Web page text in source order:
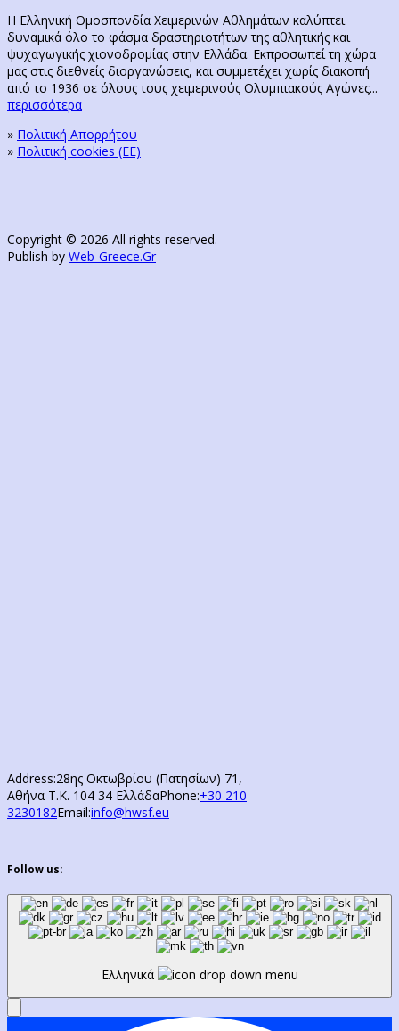
Η Ελληνική Ομοσπονδία Χειμερινών Αθλημάτων καλύπτει
δυναμικά όλο το φάσμα δραστηριοτήτων της αθλητικής και
ψυχαγωγικής χιονοδρομίας στην Ελλάδα. Εκπροσωπεί τη χώρα
μας στις διεθνείς διοργανώσεις, και συμμετέχει χωρίς διακοπή
από το 1936 σε όλους τους χειμερινούς Ολυμπιακούς Αγώνες...
περισσότερα
» Πολιτική Απορρήτου
» Πολιτική cookies (ΕΕ)
Copyright © 2026 All rights reserved.
Publish by Web-Greece.Gr
Address:28ης Οκτωβρίου (Πατησίων) 71,
Αθήνα Τ.Κ. 104 34 ΕλλάδαPhone:+30 210
3230182Email:info@hwsf.eu
Follow us:
Ελληνικά